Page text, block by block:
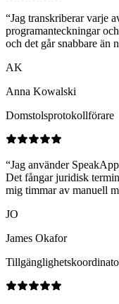
“Jag transkriberar varje
programanteckningar
och det går snabbare än
AK
Anna Kowalski
Domstolsprotokollförare
“Jag använder
Det fångar juridisk
mig timmar av manuell
JO
James Okafor